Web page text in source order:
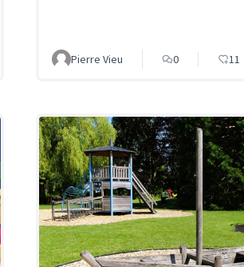
Pierre Vieu 0 11